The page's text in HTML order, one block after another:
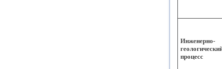
Инженерно-
процесс